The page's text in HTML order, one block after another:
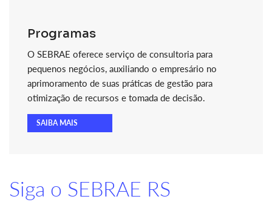
Programas
O SEBRAE oferece serviço de consultoria para
pequenos negócios, auxiliando o empresário no
aprimoramento de suas práticas de gestão para
otimização de recursos e tomada de decisão.
SAIBA MAIS
Siga o SEBRAE RS